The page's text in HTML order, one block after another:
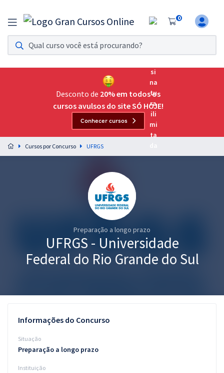
0
Assinatura Ilimitada 11
Acesso a todos os cursos. Teste grátis por 7 dias!
Assinatura OAB Até Passar
Acesso ilimitado a toda preparação para o Exame da
Preparação completa e intensiva para as principais
residências em saúde do Brasil
Graduação
Conteúdo gratuito
Blog
Desconto de 20% em todos os
cursos avulsos do site SÓ HOJE!
Conhecer cursos
Cursos por Concurso UFRGS
Preparação a longo prazo
UFRGS - Universidade
Federal do Rio Grande do Sul
Informações do Concurso
Situação
Preparação a longo prazo
Instituição